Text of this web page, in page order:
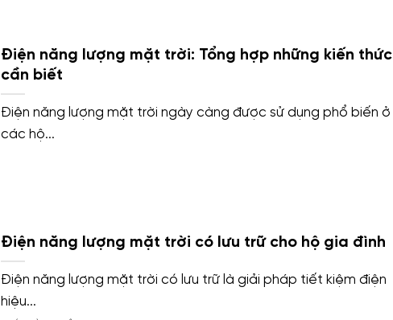
Điện năng lượng mặt trời: Tổng hợp những kiến thức
cần biết
Điện năng lượng mặt trời ngày càng được sử dụng phổ biến ở
các hộ...
Điện năng lượng mặt trời có lưu trữ cho hộ gia đình
Điện năng lượng mặt trời có lưu trữ là giải pháp tiết kiệm điện
hiệu...